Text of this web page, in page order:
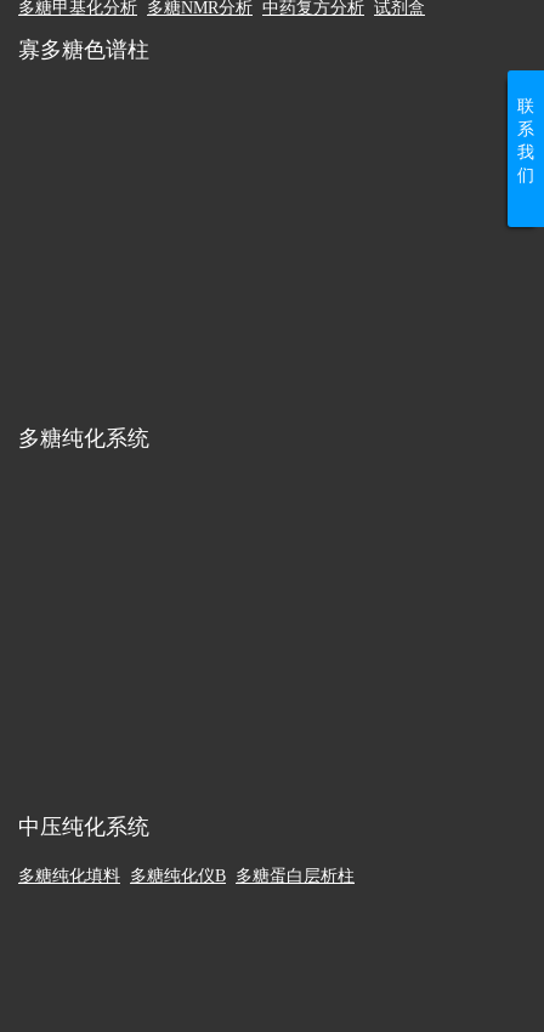
多糖甲基化分析 多糖NMR分析 中药复方分析 试剂盒
寡多糖色谱柱
多糖纯化系统
中压纯化系统
多糖纯化填料 多糖纯化仪B 多糖蛋白层析柱
联
系
我
们